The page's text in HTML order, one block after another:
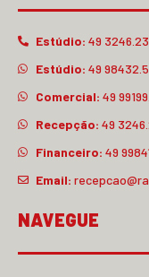
Estúdio: 49
Estúdio: 49
Comercial: 49
Recepção: 49
Financeiro: 49
Email:
NAVEGUE